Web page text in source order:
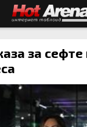
за